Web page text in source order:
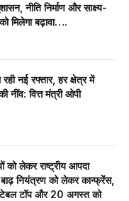
नीति निर्माण और साक्ष्य-
मिलेगा बढ़ावा….
नई रफ्तार, हर क्षेत्र में
नींव: वित्त मंत्री ओपी
को लेकर राष्ट्रीय आपदा
बाढ़ नियंत्रण को लेकर कान्फ्रेंस,
टॉप और 20 अगस्त को